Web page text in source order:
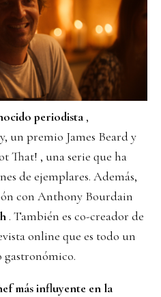
periodista ,
un premio James Beard y
That! , una serie que ha
de ejemplares. Además,
con Anthony Bourdain
. También es co-creador de
online que es todo un
más influyente en la